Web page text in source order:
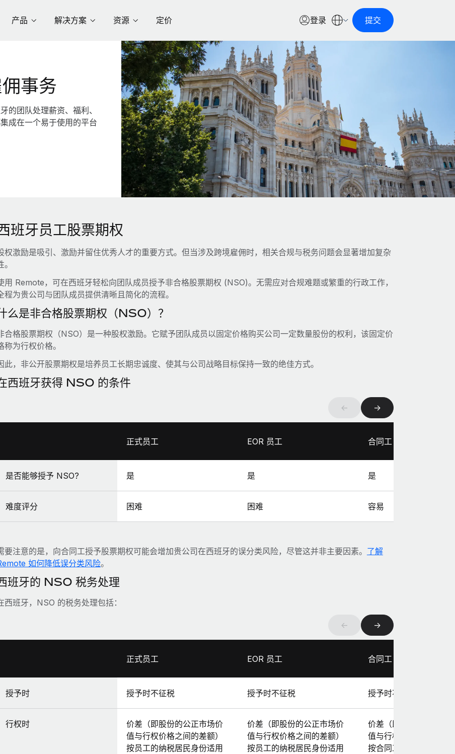
产品 解决方案 资源 定价 登录 提交
事务
的团队处理薪资、福利、
成在一个易于使用的平台
班牙员工股票期权
权激励是吸引、激励并留住优秀人才的重要方式。但当涉及跨境雇佣时，相关合规与税务问题会显著增加复杂
。
用 Remote，可在西班牙轻松向团队成员授予非合格股票期权 (NSO)。无需应对合规难题或繁重的行政工作，
程为贵公司与团队成员提供清晰且简化的流程。
么是非合格股票期权（NSO）？
合格股票期权（NSO）是一种股权激励。它赋予团队成员以固定价格购买公司一定数量股份的权利，该固定价
称为行权价格。
此，非公开股票期权是培养员工长期忠诚度、使其与公司战略目标保持一致的绝佳方式。
西班牙获得 NSO 的条件
← →
正式员工 EOR 员工 合同工
是否能够授予 NSO? 是 是 是
难度评分 困难 困难 容易
要注意的是，向合同工授予股票期权可能会增加贵公司在西班牙的误分类风险，尽管这并非主要因素。 了解
如何降低误分类风险。
班牙的 NSO 税务处理
西班牙，NSO 的税务处理包括：
← →
正式员工 EOR 员工 合同工
授予时 授予时不征税 授予时不征税 授予时不征税
行权时
价差（即股份的公正市场价
值与行权价格之间的差额）
按员工的纳税居民身份适用
价差（即股份的公正市场价
值与行权价格之间的差额）
按员工的纳税居民身份适用
价差（即股份的公正市
值与行权价格之间的差
按合同工的纳税居民身